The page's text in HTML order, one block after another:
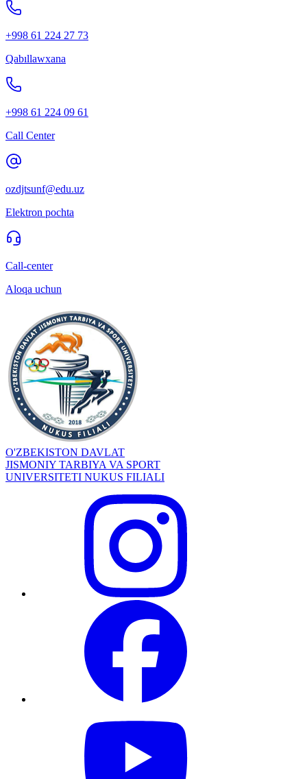
+998 61 224 27 73
Qabıllawxana
+998 61 224 09 61
Call Center
ozdjtsunf@edu.uz
Elektron pochta
Call-center
Aloqa uchun
O'ZBEKISTON DAVLAT
JISMONIY TARBIYA VA SPORT
UNIVERSITETI NUKUS FILIALI